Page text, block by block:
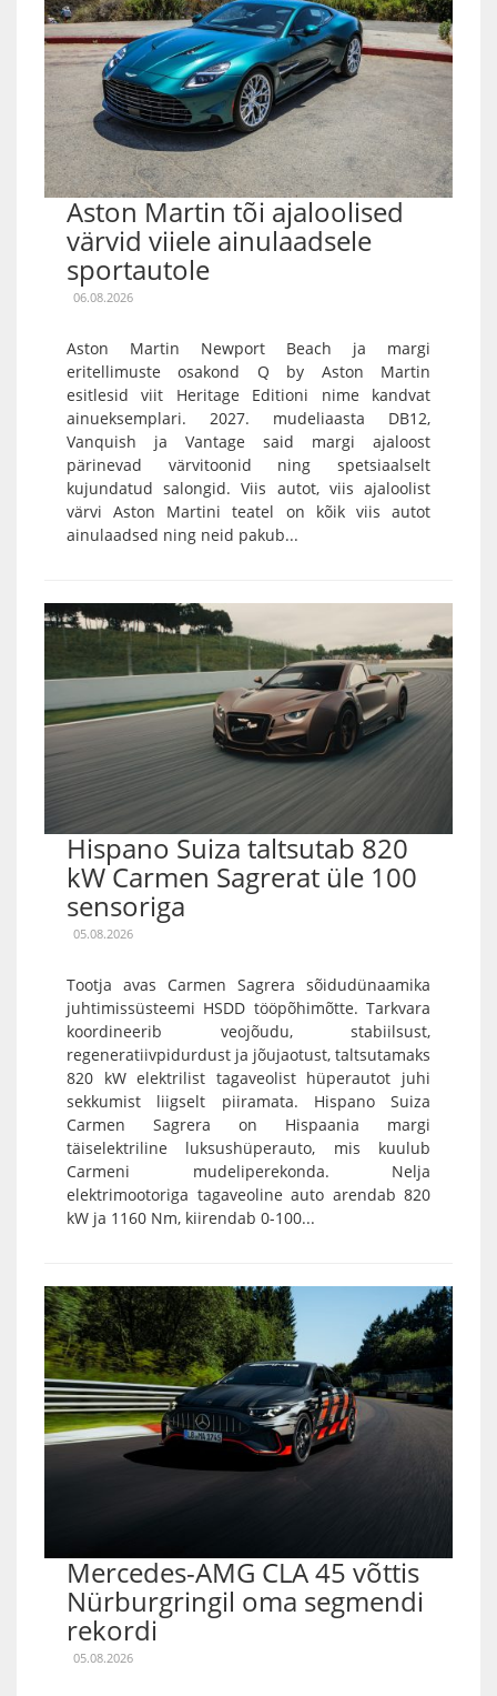
Aston Martin tõi ajaloolised
värvid viiele ainulaadsele
sportautole
06.08.2026
Aston Martin Newport Beach ja margi
eritellimuste osakond Q by Aston Martin
esitlesid viit Heritage Editioni nime kandvat
ainueksemplari. 2027. mudeliaasta DB12,
Vanquish ja Vantage said margi ajaloost
pärinevad värvitoonid ning spetsiaalselt
kujundatud salongid. Viis autot, viis ajaloolist
värvi Aston Martini teatel on kõik viis autot
ainulaadsed ning neid pakub...
Hispano Suiza taltsutab 820
kW Carmen Sagrerat üle 100
sensoriga
05.08.2026
Tootja avas Carmen Sagrera sõidudünaamika
juhtimissüsteemi HSDD tööpõhimõtte. Tarkvara
koordineerib veojõudu, stabiilsust,
regeneratiivpidurdust ja jõujaotust, taltsutamaks
820 kW elektrilist tagaveolist hüperautot juhi
sekkumist liigselt piiramata. Hispano Suiza
Carmen Sagrera on Hispaania margi
täiselektriline luksushüperauto, mis kuulub
Carmeni mudeliperekonda. Nelja
elektrimootoriga tagaveoline auto arendab 820
kW ja 1160 Nm, kiirendab 0-100...
Mercedes-AMG CLA 45 võttis
Nürburgringil oma segmendi
rekordi
05.08.2026